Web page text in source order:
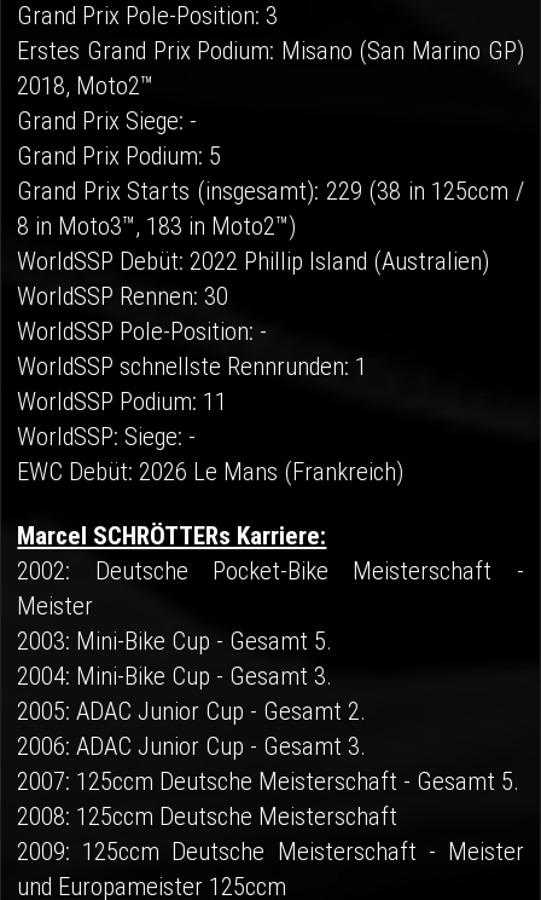
Grand Prix Pole-Position: 3
Erstes Grand Prix Podium: Misano (San Marino GP)
2018, Moto2™
Grand Prix Siege: -
Grand Prix Podium: 5
Grand Prix Starts (insgesamt): 229 (38 in 125ccm /
8 in Moto3™, 183 in Moto2™)
WorldSSP Debüt: 2022 Phillip Island (Australien)
WorldSSP Rennen: 30
WorldSSP Pole-Position: -
WorldSSP schnellste Rennrunden: 1
WorldSSP Podium: 11
WorldSSP: Siege: -
EWC Debüt: 2026 Le Mans (Frankreich)
Marcel SCHRÖTTERs Karriere:
2002: Deutsche Pocket-Bike Meisterschaft -
Meister
2003: Mini-Bike Cup - Gesamt 5.
2004: Mini-Bike Cup - Gesamt 3.
2005: ADAC Junior Cup - Gesamt 2.
2006: ADAC Junior Cup - Gesamt 3.
2007: 125ccm Deutsche Meisterschaft - Gesamt 5.
2008: 125ccm Deutsche Meisterschaft
2009: 125ccm Deutsche Meisterschaft - Meister
und Europameister 125ccm